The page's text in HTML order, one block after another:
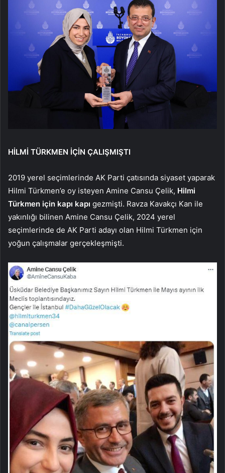
HİLMİ TÜRKMEN İÇİN ÇALIŞMIŞTI
2019 yerel seçimlerinde AK Parti çatısında siyaset yaparak
Hilmi Türkmen’e oy isteyen Amine Cansu Çelik, Hilmi
Türkmen için kapı kapı gezmişti. Ravza Kavakçı Kan ile
yakınlığı bilinen Amine Cansu Çelik, 2024 yerel
seçimlerinde de AK Parti adayı olan Hilmi Türkmen için
yoğun çalışmalar gerçekleşmişti.